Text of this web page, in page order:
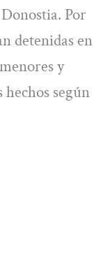
Por
detenidas en
y
según